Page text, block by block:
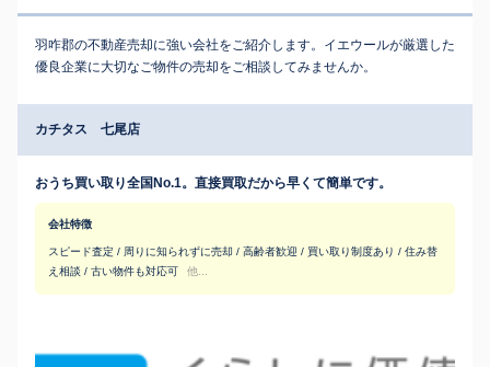
羽咋郡の不動産売却に強い会社をご紹介します。イエウールが厳選した
優良企業に大切なご物件の売却をご相談してみませんか。
カチタス 七尾店
おうち買い取り全国No.1。直接買取だから早くて簡単です。
会社特徴
スピード査定 / 周りに知られずに売却 / 高齢者歓迎 / 買い取り制度あり / 住み替
え相談 / 古い物件も対応可
他...